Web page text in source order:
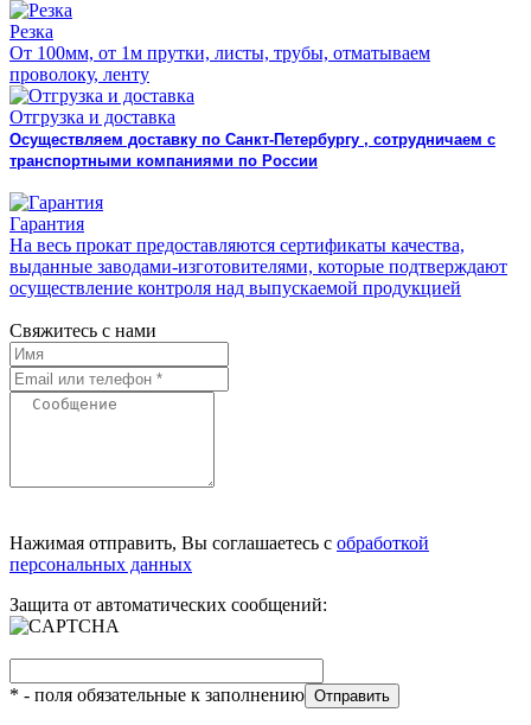
Резка
От 100мм, от 1м прутки, листы, трубы, отматываем
проволоку, ленту
Отгрузка и доставка
Осуществляем доставку по Санкт-Петербургу , сотрудничаем с
транспортными компаниями по России
Гарантия
На весь прокат предоставляются сертификаты качества,
выданные заводами-изготовителями, которые подтверждают
осуществление контроля над выпускаемой продукцией
Свяжитесь с нами
Нажимая отправить, Вы соглашаетесь с обработкой
персональных данных
Защита от автоматических сообщений:
* - поля обязательные к заполнению